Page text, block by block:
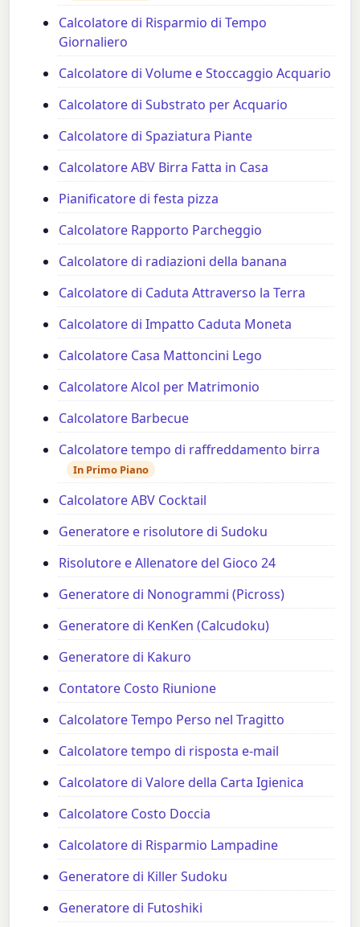
Calcolatore di Risparmio di Tempo
Giornaliero
Calcolatore di Volume e Stoccaggio Acquario
Calcolatore di Substrato per Acquario
Calcolatore di Spaziatura Piante
Calcolatore ABV Birra Fatta in Casa
Pianificatore di festa pizza
Calcolatore Rapporto Parcheggio
Calcolatore di radiazioni della banana
Calcolatore di Caduta Attraverso la Terra
Calcolatore di Impatto Caduta Moneta
Calcolatore Casa Mattoncini Lego
Calcolatore Alcol per Matrimonio
Calcolatore Barbecue
Calcolatore tempo di raffreddamento birra
In Primo Piano
Calcolatore ABV Cocktail
Generatore e risolutore di Sudoku
Risolutore e Allenatore del Gioco 24
Generatore di Nonogrammi (Picross)
Generatore di KenKen (Calcudoku)
Generatore di Kakuro
Contatore Costo Riunione
Calcolatore Tempo Perso nel Tragitto
Calcolatore tempo di risposta e-mail
Calcolatore di Valore della Carta Igienica
Calcolatore Costo Doccia
Calcolatore di Risparmio Lampadine
Generatore di Killer Sudoku
Generatore di Futoshiki